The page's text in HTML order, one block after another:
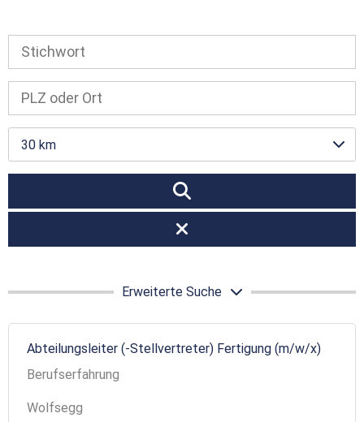
30 km
Erweiterte Suche
Abteilungsleiter (-Stellvertreter) Fertigung (m/w/x)
Berufserfahrung
Wolfsegg